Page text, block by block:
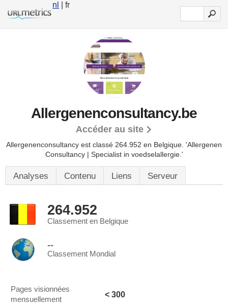
nl | fr
Allergenenconsultancy.be
Accéder au site
Allergenenconsultancy est classé 264.952 en Belgique. 'Allergenen
Consultancy | Specialist in voedselallergie.'
Analyses Contenu Liens Serveur
264.952
Classement en Belgique
--
Classement Mondial
Pages visionnées
mensuellement
< 300